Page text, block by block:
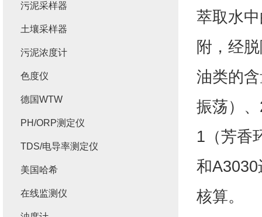
萃取水
附，经
油类的
振荡）
1（芳香
和
核算。
污泥采样器
土壤采样器
污泥浓度计
色度仪
德国WTW
PH/ORP测定仪
TDS/电导率测定仪
美国哈希
在线监测仪